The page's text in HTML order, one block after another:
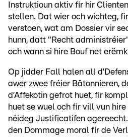
Instruktioun aktiv fir hir
stellen. Dat wier och wichteg,
verstoen, wat am Dossier vir
hunn, datt "Recht
och wann si hire Bouf net
Op jidder Fall halen all
awer zwee fréier Bâtonnieren,
d’Affekotin gefrot huet, fir
huet se wuel och fir vill vun
néideg Justificatifen
den Dommage moral fir de